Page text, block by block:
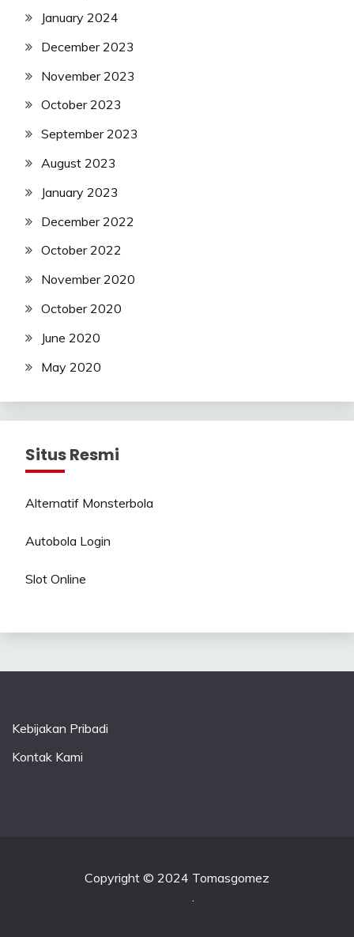
January 2024
December 2023
November 2023
October 2023
September 2023
August 2023
January 2023
December 2022
October 2022
November 2020
October 2020
June 2020
May 2020
Situs Resmi
Alternatif Monsterbola
Autobola Login
Slot Online
Kebijakan Pribadi
Kontak Kami
Copyright © 2024 Tomasgomez
.